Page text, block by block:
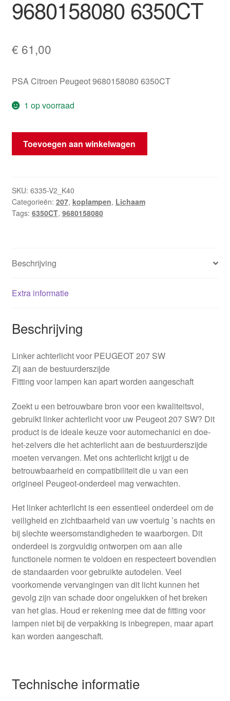
9680158080 6350CT
€ 61,00
PSA Citroen Peugeot 9680158080 6350CT
1 op voorraad
Linker
Achterlicht
SW
9680158080
6350CT
Toevoegen aan winkelwagen
SKU: 6335-V2_K40
Categorieën: 207, koplampen, Lichaam
Tags: 6350CT, 9680158080
Beschrijving
Extra informatie
Beschrijving
Linker achterlicht voor PEUGEOT 207 SW
Zij aan de bestuurderszijde
Fitting voor lampen kan apart worden aangeschaft
Zoekt u een betrouwbare bron voor een kwaliteitsvol,
gebruikt linker achterlicht voor uw Peugeot 207 SW? Dit
product is de ideale keuze voor automechanici en doe-
het-zelvers die het achterlicht aan de bestuurderszijde
moeten vervangen. Met ons achterlicht krijgt u de
betrouwbaarheid en compatibiliteit die u van een
origineel Peugeot-onderdeel mag verwachten.
Het linker achterlicht is een essentieel onderdeel om de
veiligheid en zichtbaarheid van uw voertuig ’s nachts en
bij slechte weersomstandigheden te waarborgen. Dit
onderdeel is zorgvuldig ontworpen om aan alle
functionele normen te voldoen en respecteert bovendien
de standaarden voor gebruikte autodelen. Veel
voorkomende vervangingen van dit licht kunnen het
gevolg zijn van schade door ongelukken of het breken
van het glas. Houd er rekening mee dat de fitting voor
lampen niet bij de verpakking is inbegrepen, maar apart
kan worden aangeschaft.
Technische informatie